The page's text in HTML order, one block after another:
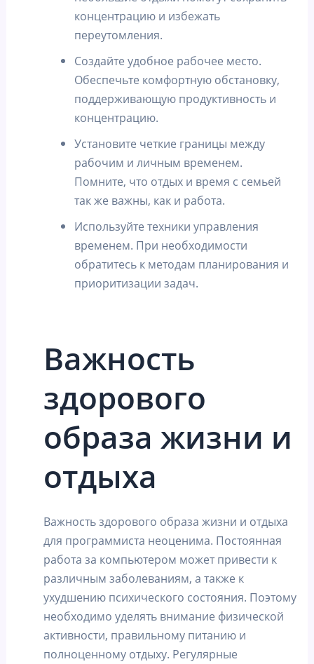
концентрацию и избежать
переутомления.
Создайте удобное рабочее место.
Обеспечьте комфортную обстановку,
поддерживающую продуктивность и
концентрацию.
Установите четкие границы между
рабочим и личным временем.
Помните, что отдых и время с семьей
так же важны, как и работа.
Используйте техники управления
временем. При необходимости
обратитесь к методам планирования и
приоритизации задач.
Важность
здорового
образа жизни и
отдыха
Важность здорового образа жизни и отдыха
для программиста неоценима. Постоянная
работа за компьютером может привести к
различным заболеваниям, а также к
ухудшению психического состояния. Поэтому
необходимо уделять внимание физической
активности, правильному питанию и
полноценному отдыху. Регулярные